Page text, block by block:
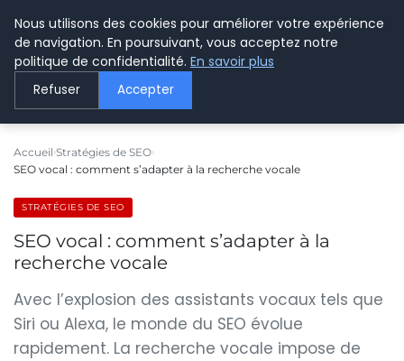
LE WEBMARKETING
Accueil Stratégies de SEO
SEO vocal : comment s’adapter à la recherche vocale
STRATÉGIES DE SEO
SEO vocal : comment s’adapter à la
recherche vocale
Avec l’explosion des assistants vocaux tels que
Siri ou Alexa, le monde du SEO évolue
rapidement. La recherche vocale impose de
Nous utilisons des cookies pour améliorer votre expérience
de navigation. En poursuivant, vous acceptez notre
politique de confidentialité. En savoir plus
Refuser Accepter